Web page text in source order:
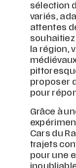
sélection
variés,
attentes
la région,
proposer
pour
Grâce à
Cars du
trajets
pour une